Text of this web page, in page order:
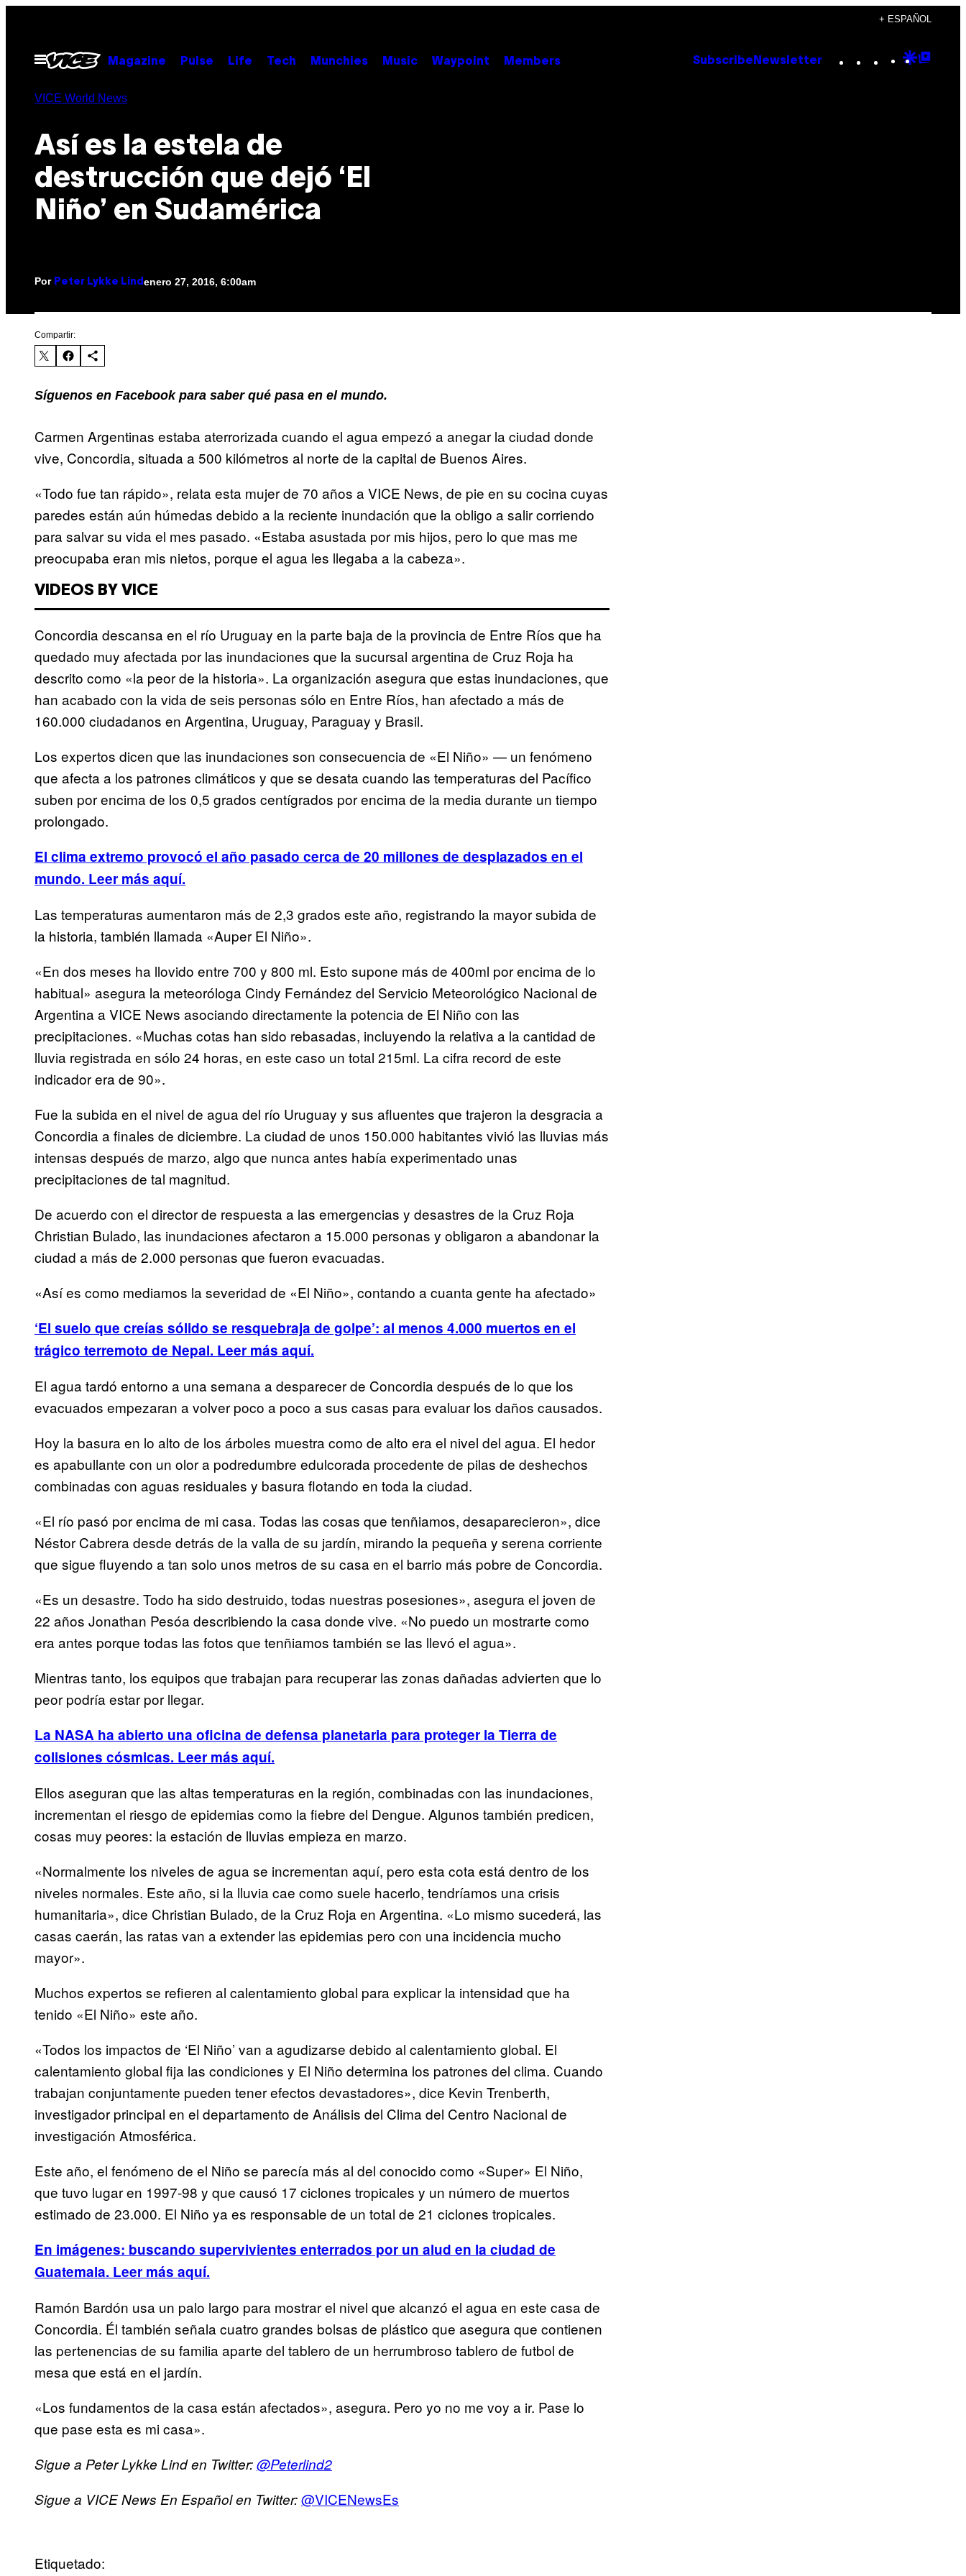
contenido
+ ESPAÑOL
Abrir
Menú
Magazine Pulse Life Tech Munchies Music Waypoint Members Subscribe Newsletter Instagram
TikTok
YouTube
Google
VICE World News
Así es la estela de
destrucción que dejó ‘El
Niño’ en Sudamérica
Por Peter Lykke Lind enero 27, 2016, 6:00am
Compartir:
Síguenos en Facebook para saber qué pasa en el mundo.
Carmen Argentinas estaba aterrorizada cuando el agua empezó a anegar la ciudad donde
vive, Concordia, situada a 500 kilómetros al norte de la capital de Buenos Aires.
«Todo fue tan rápido», relata esta mujer de 70 años a VICE News, de pie en su cocina cuyas
paredes están aún húmedas debido a la reciente inundación que la obligo a salir corriendo
para salvar su vida el mes pasado. «Estaba asustada por mis hijos, pero lo que mas me
preocupaba eran mis nietos, porque el agua les llegaba a la cabeza».
VIDEOS BY VICE
Concordia descansa en el río Uruguay en la parte baja de la provincia de Entre Ríos que ha
quedado muy afectada por las inundaciones que la sucursal argentina de Cruz Roja ha
descrito como «la peor de la historia». La organización asegura que estas inundaciones, que
han acabado con la vida de seis personas sólo en Entre Ríos, han afectado a más de
160.000 ciudadanos en Argentina, Uruguay, Paraguay y Brasil.
Los expertos dicen que las inundaciones son consecuencia de «El Niño» — un fenómeno
que afecta a los patrones climáticos y que se desata cuando las temperaturas del Pacífico
suben por encima de los 0,5 grados centígrados por encima de la media durante un tiempo
prolongado.
El clima extremo provocó el año pasado cerca de 20 millones de desplazados en el
mundo. Leer más aquí.
Las temperaturas aumentaron más de 2,3 grados este año, registrando la mayor subida de
la historia, también llamada «Auper El Niño».
«En dos meses ha llovido entre 700 y 800 ml. Esto supone más de 400ml por encima de lo
habitual» asegura la meteoróloga Cindy Fernández del Servicio Meteorológico Nacional de
Argentina a VICE News asociando directamente la potencia de El Niño con las
precipitaciones. «Muchas cotas han sido rebasadas, incluyendo la relativa a la cantidad de
lluvia registrada en sólo 24 horas, en este caso un total 215ml. La cifra record de este
indicador era de 90».
Fue la subida en el nivel de agua del río Uruguay y sus afluentes que trajeron la desgracia a
Concordia a finales de diciembre. La ciudad de unos 150.000 habitantes vivió las lluvias más
intensas después de marzo, algo que nunca antes había experimentado unas
precipitaciones de tal magnitud.
De acuerdo con el director de respuesta a las emergencias y desastres de la Cruz Roja
Christian Bulado, las inundaciones afectaron a 15.000 personas y obligaron a abandonar la
ciudad a más de 2.000 personas que fueron evacuadas.
«Así es como mediamos la severidad de «El Niño», contando a cuanta gente ha afectado»
‘El suelo que creías sólido se resquebraja de golpe’: al menos 4.000 muertos en el
trágico terremoto de Nepal. Leer más aquí.
El agua tardó entorno a una semana a desparecer de Concordia después de lo que los
evacuados empezaran a volver poco a poco a sus casas para evaluar los daños causados.
Hoy la basura en lo alto de los árboles muestra como de alto era el nivel del agua. El hedor
es apabullante con un olor a podredumbre edulcorada procedente de pilas de deshechos
combinadas con aguas residuales y basura flotando en toda la ciudad.
«El río pasó por encima de mi casa. Todas las cosas que tenñiamos, desaparecieron», dice
Néstor Cabrera desde detrás de la valla de su jardín, mirando la pequeña y serena corriente
que sigue fluyendo a tan solo unos metros de su casa en el barrio más pobre de Concordia.
«Es un desastre. Todo ha sido destruido, todas nuestras posesiones», asegura el joven de
22 años Jonathan Pesóa describiendo la casa donde vive. «No puedo un mostrarte como
era antes porque todas las fotos que tenñiamos también se las llevó el agua».
Mientras tanto, los equipos que trabajan para recuperar las zonas dañadas advierten que lo
peor podría estar por llegar.
La NASA ha abierto una oficina de defensa planetaria para proteger la Tierra de
colisiones cósmicas. Leer más aquí.
Ellos aseguran que las altas temperaturas en la región, combinadas con las inundaciones,
incrementan el riesgo de epidemias como la fiebre del Dengue. Algunos también predicen,
cosas muy peores: la estación de lluvias empieza en marzo.
«Normalmente los niveles de agua se incrementan aquí, pero esta cota está dentro de los
niveles normales. Este año, si la lluvia cae como suele hacerlo, tendríamos una crisis
humanitaria», dice Christian Bulado, de la Cruz Roja en Argentina. «Lo mismo sucederá, las
casas caerán, las ratas van a extender las epidemias pero con una incidencia mucho
mayor».
Muchos expertos se refieren al calentamiento global para explicar la intensidad que ha
tenido «El Niño» este año.
«Todos los impactos de ‘El Niño’ van a agudizarse debido al calentamiento global. El
calentamiento global fija las condiciones y El Niño determina los patrones del clima. Cuando
trabajan conjuntamente pueden tener efectos devastadores», dice Kevin Trenberth,
investigador principal en el departamento de Análisis del Clima del Centro Nacional de
investigación Atmosférica.
Este año, el fenómeno de el Niño se parecía más al del conocido como «Super» El Niño,
que tuvo lugar en 1997-98 y que causó 17 ciclones tropicales y un número de muertos
estimado de 23.000. El Niño ya es responsable de un total de 21 ciclones tropicales.
En imágenes: buscando supervivientes enterrados por un alud en la ciudad de
Guatemala. Leer más aquí.
Ramón Bardón usa un palo largo para mostrar el nivel que alcanzó el agua en este casa de
Concordia. Él también señala cuatro grandes bolsas de plástico que asegura que contienen
las pertenencias de su familia aparte del tablero de un herrumbroso tablero de futbol de
mesa que está en el jardín.
«Los fundamentos de la casa están afectados», asegura. Pero yo no me voy a ir. Pase lo
que pase esta es mi casa».
Sigue a Peter Lykke Lind en Twitter:@Peterlind2
Sigue a VICE News En Español en Twitter:@VICENewsEs
Etiquetado: